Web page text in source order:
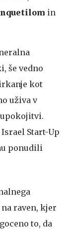
in
še vedno
kot
uživa v
Start-Up
ponudili